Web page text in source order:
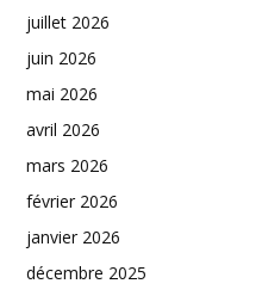
juillet 2026
juin 2026
mai 2026
avril 2026
mars 2026
février 2026
janvier 2026
décembre 2025